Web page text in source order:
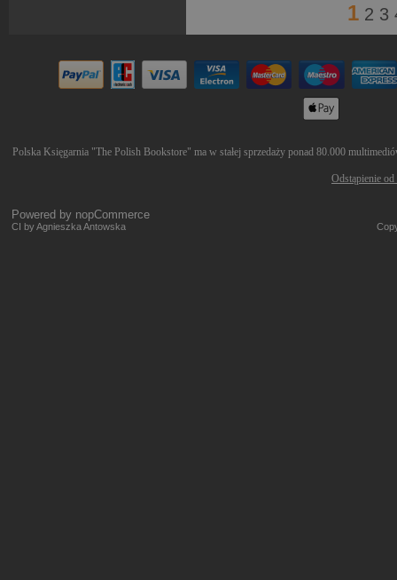
1 2 3
Polska Księgarnia "The Polish Bookstore" ma w stałej sprzedaży ponad 80.000
Odstąpienie
Powered by nopCommerce
CI by Agnieszka Antowska